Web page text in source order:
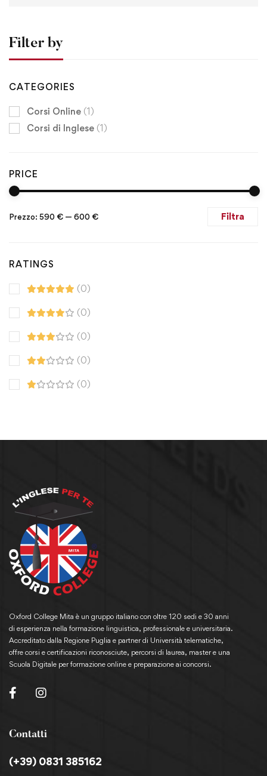
Filter by
CATEGORIES
Corsi Online (1)
Corsi di Inglese (1)
PRICE
Filtra
Prezzo: 590 € — 600 €
RATINGS
(0)
(0)
(0)
(0)
(0)
Oxford College Mita è un gruppo italiano con oltre 120 sedi e 30 anni
di esperienza nella formazione linguistica, professionale e universitaria.
Accreditato dalla Regione Puglia e partner di Università telematiche,
offre corsi e certificazioni riconosciute, percorsi di laurea, master e una
Scuola Digitale per formazione online e preparazione ai concorsi.
Contatti
(+39) 0831 385162